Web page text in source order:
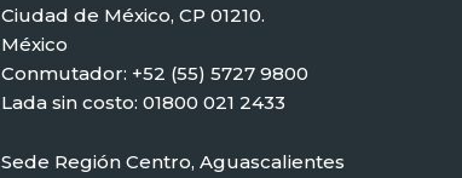
Ciudad de México, CP 01210.
México
Conmutador: +52 (55) 5727 9800
Lada sin costo: 01800 021 2433
Sede Región Centro, Aguascalientes